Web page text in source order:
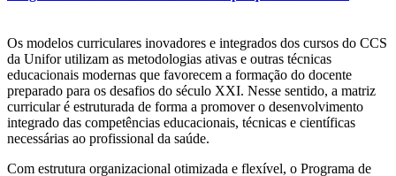
Os modelos curriculares inovadores e integrados dos cursos do CCS
da Unifor utilizam as metodologias ativas e outras técnicas
educacionais modernas que favorecem a formação do docente
preparado para os desafios do século XXI. Nesse sentido, a matriz
curricular é estruturada de forma a promover o desenvolvimento
integrado das competências educacionais, técnicas e científicas
necessárias ao profissional da saúde.
Com estrutura organizacional otimizada e flexível, o Programa de